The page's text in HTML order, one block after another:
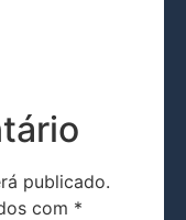
publicado.
com *